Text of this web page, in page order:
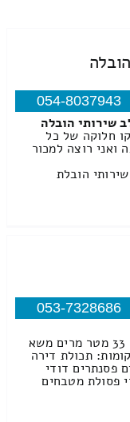
054-8037943
שירותי הובלה
חלוקה של כל
ואני רוצה למכור
הובלת
053-7328686
מנוף להמרת משא עד 33 מטר מרים משא
לדירה עד לגובה 10 קומות: תכולת דירה
פסנתרים דודי
פסולת מטבחים